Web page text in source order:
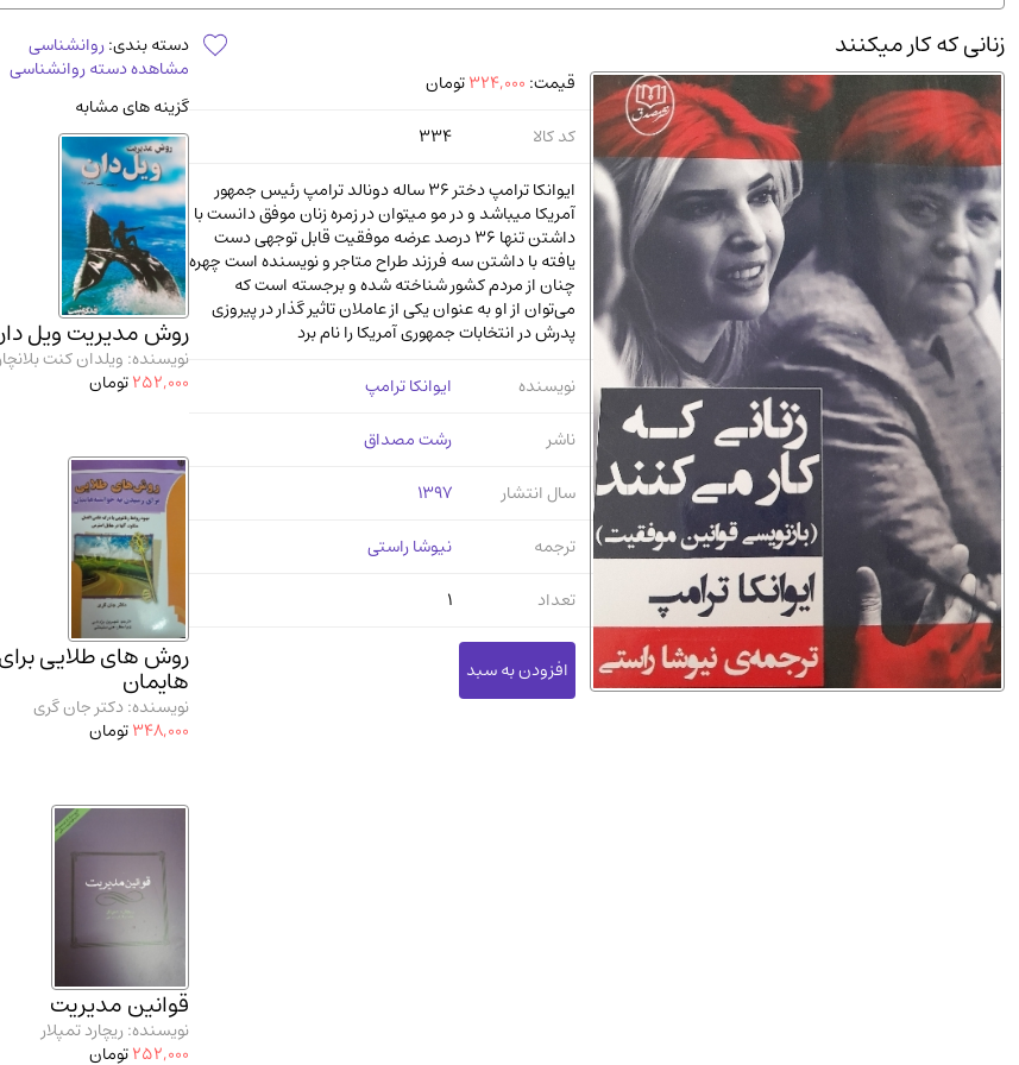
دانشگاه پیامـ نور
زنانی که کار میکنند
قیمت: 324,000تومان
کد کالا
334
ایوانکا ترامپ دختر 36 ساله دونالد ترامپ رئیس جمهور
آمریکا میباشد و در مو میتوان در زمره زنان موفق دانست با
داشتن تنها 36 درصد عرضه موفقیت قابل توجهی دست
یافته با داشتن سه فرزند طراح متاجر و نویسنده است چهره
چنان از مردم کشور شناخته شده و برجسته است که
می‌توان از او به عنوان یکی از عاملان تاثیر گذار در پیروزی
پدرش در انتخابات جمهوری آمریکا را نام برد
نویسنده
ایوانکا ترامپ
ناشر
رشت مصداق
سال انتشار
1397
ترجمه
نیوشا راستی
تعداد
1
دسته بندی:روانشناسی
مشاهده دسته روانشناسی
گزینه های مشابه
روش مدیریت ویل
نویسنده: ویلدان کنت
252,000تومان
روش های طلایی
هایمان
نویسنده: دکتر جان گری
348,000تومان
قوانین مدیریت
نویسنده: ریچارد تمپلار
252,000تومان